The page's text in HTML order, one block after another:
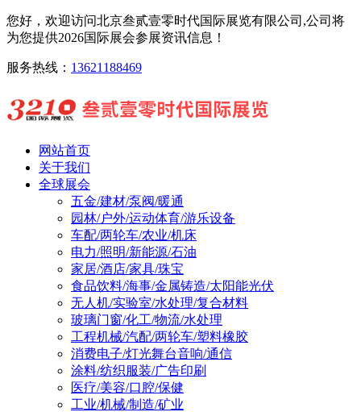
您好，欢迎访问北京叁贰壹零时代国际展览有限公司,公司将
为您提供2026国际展会参展资讯信息！
服务热线： 13621188469
网站首页
关于我们
全球展会
五金/建材/泵阀/暖通
园林/户外/运动体育/游乐设备
车配/两轮车/农业/机床
电力/照明/新能源/石油
家居/酒店/家具/珠宝
食品饮料/海事/金属铸造/太阳能光伏
无人机/实验室/水处理/复合材料
玻璃门窗/化工/物流/水处理
工程机械/汽配/两轮车/塑料橡胶
消费电子/灯光舞台音响/通信
涂料/纺织服装/广告印刷
医疗/美容/口腔/保健
工业/机械/制造/矿业